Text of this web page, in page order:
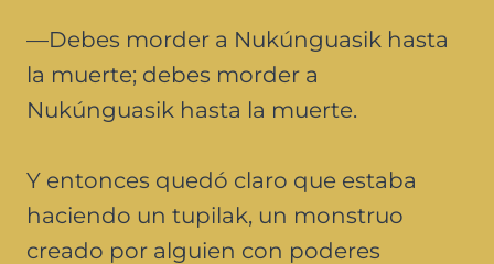
—Debes morder a Nukúnguasik hasta
la muerte; debes morder a
Nukúnguasik hasta la muerte.
Y entonces quedó claro que estaba
haciendo un tupilak, un monstruo
creado por alguien con poderes